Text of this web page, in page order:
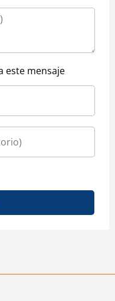
este mensaje